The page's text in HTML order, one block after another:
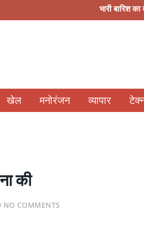
भारी बारिश का कहर:
खेल मनोरंजन व्यापार
की
NO COMMENTS